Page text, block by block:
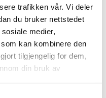
trafikken vår. Vi deler
du bruker nettstedet
medier,
kan kombinere den
tilgjengelig for dem,
din bruk av
Hent
varehus.